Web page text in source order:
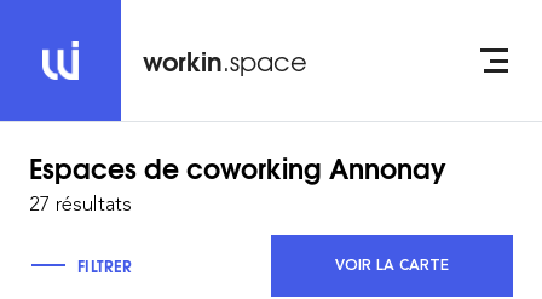
workin.space
Espaces de coworking Annonay
27 résultats
FILTRER VOIR LA CARTE